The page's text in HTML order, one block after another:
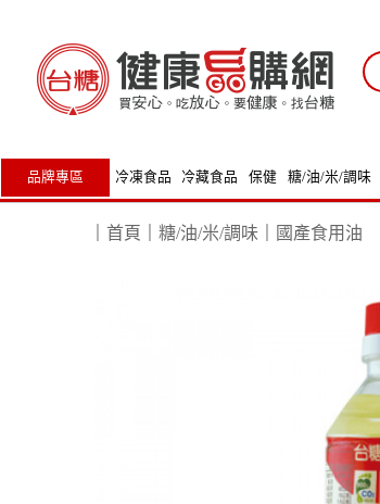
品牌專區 冷凍食品 冷藏食品 保健 糖/油/米/調味
首頁 ｜糖/油/米/調味 國產食用油